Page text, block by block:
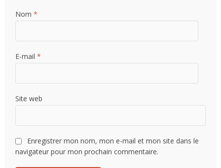
Nom*
E-mail*
Site web
Enregistrer mon nom, mon e-mail et mon site dans le
navigateur pour mon prochain commentaire.